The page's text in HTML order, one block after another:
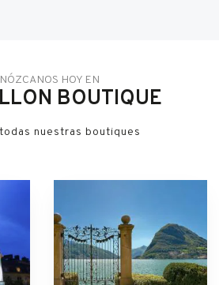
HOY EN
BOUTIQUE
nuestras boutiques